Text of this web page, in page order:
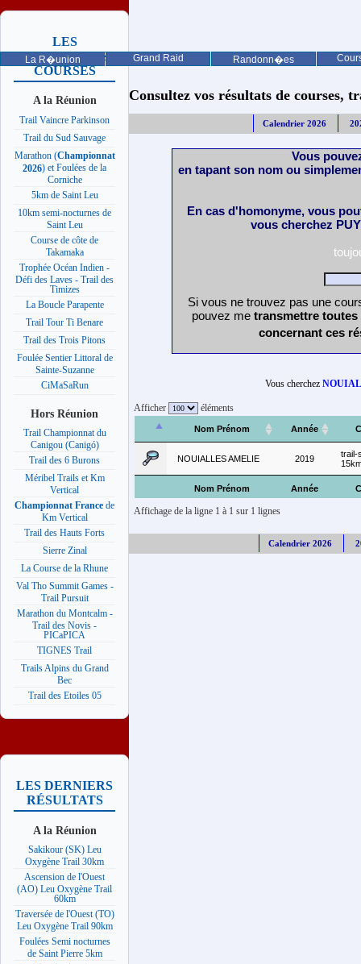
La R�union Grand Raid Randonn�es
LES
PROCHAINES
COURSES
A la Réunion
Trail Vaincre Parkinson
Trail du Sud Sauvage
Marathon (Championnat
2026) et Foulées de la
Corniche
5km de Saint Leu
10km semi-nocturnes de
Saint Leu
Course de côte de
Takamaka
Trophée Océan Indien -
Défi des Laves - Trail des
Timizes
La Boucle Parapente
Trail Tour Ti Benare
Trail des Trois Pitons
Foulée Sentier Littoral de
Sainte-Suzanne
CiMaSaRun
Hors Réunion
Trail Championnat du
Canigou (Canigó)
Trail des 6 Burons
Méribel Trails et Km
Vertical
Championnat France de
Km Vertical
Trail des Hauts Forts
Sierre Zinal
La Course de la Rhune
Val Tho Summit Games -
Trail Pursuit
Marathon du Montcalm -
Trail des Novis -
PICaPICA
TIGNES Trail
Trails Alpins du Grand
Bec
Trail des Etoiles 05
LES DERNIERS
RÉSULTATS
A la Réunion
Sakikour (SK) Leu
Oxygène Trail 30km
Ascension de l'Ouest
(AO) Leu Oxygène Trail
60km
Traversée de l'Ouest (TO)
Leu Oxygène Trail 90km
Foulées Semi nocturnes
de Saint Pierre 5km
Consultez vos résultats de courses,
Calendrier 2026
Vous
en tapant son nom ou
En cas d'homonyme, vous
vous cherchez
Si vous ne trouvez pas une
pouvez me transmettre
concernant ces
Vous cherchez
Afficher éléments
Nom Prénom Année
Nom Prénom Année
NOUIALLES AMELIE 2019
trail-
Affichage de la ligne 1 à 1 sur 1 lignes
Calendrier 2026